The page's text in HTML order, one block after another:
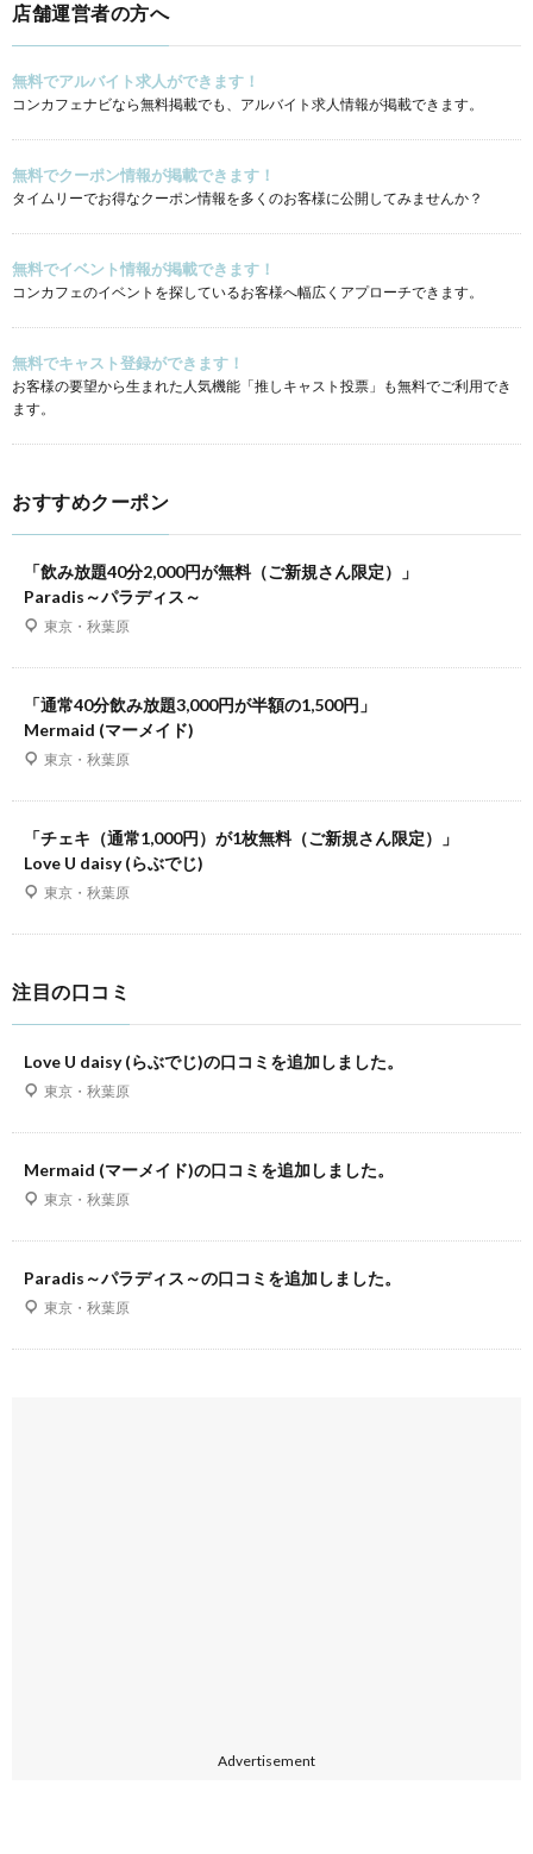
店舗運営者の方へ
無料でアルバイト求人ができます！
コンカフェナビなら無料掲載でも、アルバイト求人情報が掲載できます。
無料でクーポン情報が掲載できます！
タイムリーでお得なクーポン情報を多くのお客様に公開してみませんか？
無料でイベント情報が掲載できます！
コンカフェのイベントを探しているお客様へ幅広くアプローチできます。
無料でキャスト登録ができます！
お客様の要望から生まれた人気機能「推しキャスト投票」も無料でご利用でき
ます。
おすすめクーポン
「飲み放題40分2,000円が無料（ご新規さん限定）」
Paradis～パラディス～
東京・秋葉原
「通常40分飲み放題3,000円が半額の1,500円」
Mermaid (マーメイド)
東京・秋葉原
「チェキ（通常1,000円）が1枚無料（ご新規さん限定）」
Love U daisy (らぶでじ)
東京・秋葉原
注目の口コミ
Love U daisy (らぶでじ)の口コミを追加しました。
東京・秋葉原
Mermaid (マーメイド)の口コミを追加しました。
東京・秋葉原
Paradis～パラディス～の口コミを追加しました。
東京・秋葉原
Advertisement